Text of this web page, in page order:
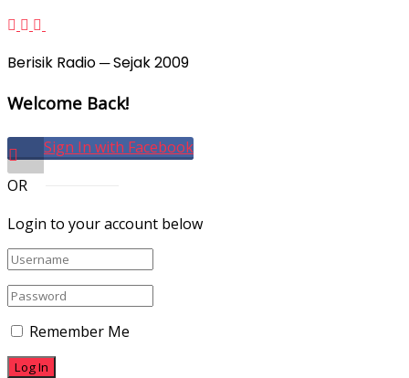
Berisik Radio ─ Sejak 2009
Welcome Back!
Sign In with Facebook
OR
Login to your account below
Remember Me